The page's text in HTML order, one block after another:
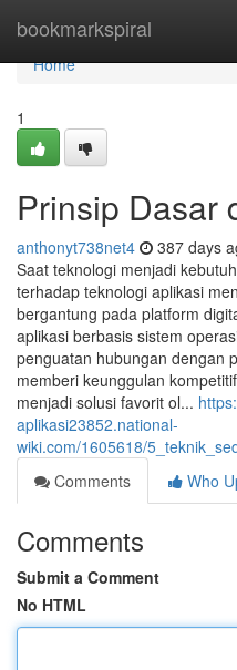
bookmarkspiral
Home
Home
1
Prinsip Dasar
anthonyt738net4 387 days
Saat teknologi menjadi
terhadap teknologi aplikasi
bergantung pada platform
aplikasi berbasis sistem
penguatan hubungan dengan
memberi keunggulan
menjadi solusi favorit ol...
aplikasi23852.national-
wiki.com/1605618/
Comments
Who
Comments
Submit a Comment
No HTML